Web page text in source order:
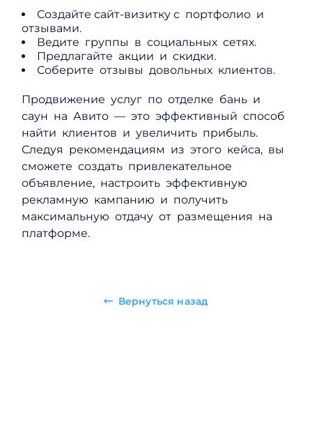
Создайте сайт-визитку с портфолио и
отзывами.
Ведите группы в социальных сетях.
Предлагайте акции и скидки.
Соберите отзывы довольных клиентов.
Продвижение услуг по отделке бань и
саун на Авито — это эффективный способ
найти клиентов и увеличить прибыль.
Следуя рекомендациям из этого кейса, вы
сможете создать привлекательное
объявление, настроить эффективную
рекламную кампанию и получить
максимальную отдачу от размещения на
платформе.
Вернуться назад